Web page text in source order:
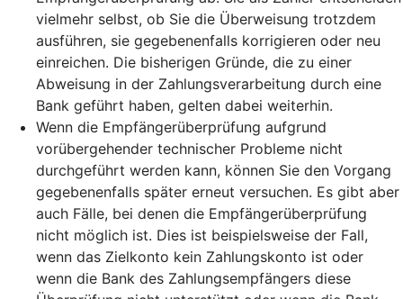
vielmehr selbst, ob Sie die Überweisung trotzdem
ausführen, sie gegebenenfalls korrigieren oder neu
einreichen. Die bisherigen Gründe, die zu einer
Abweisung in der Zahlungsverarbeitung durch eine
Bank geführt haben, gelten dabei weiterhin.
Wenn die Empfängerüberprüfung aufgrund
vorübergehender technischer Probleme nicht
durchgeführt werden kann, können Sie den Vorgang
gegebenenfalls später erneut versuchen. Es gibt aber
auch Fälle, bei denen die Empfängerüberprüfung
nicht möglich ist. Dies ist beispielsweise der Fall,
wenn das Zielkonto kein Zahlungskonto ist oder
wenn die Bank des Zahlungsempfängers diese